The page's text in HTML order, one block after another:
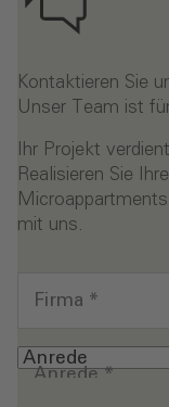
Kontaktieren Sie
Unser Team ist
Ihr Projekt
Realisieren Sie
mit uns.
Firma *
Anrede*